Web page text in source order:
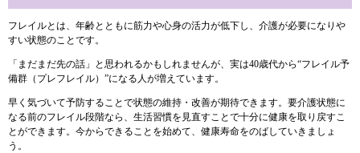
フレイルとは、年齢とともに筋力や心身の活力が低下し、介護が必要になりや
すい状態のことです。
「まだまだ先の話」と思われるかもしれませんが、実は40歳代から“フレイル予
備群（プレフレイル）”になる人が増えています。
早く気づいて予防することで状態の維持・改善が期待できます。要介護状態に
なる前のフレイル段階なら、生活習慣を見直すことで十分に健康を取り戻すこ
とができます。今からできることを始めて、健康寿命をのばしていきましょ
う。